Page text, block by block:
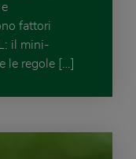
fattori
il mini-
le regole […]